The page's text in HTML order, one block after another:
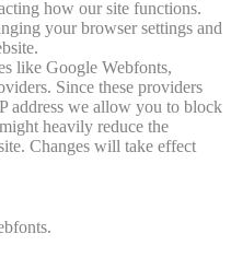
how our site functions.
your browser settings and
like Google Webfonts,
Since these providers
address we allow you to block
heavily reduce the
Changes will take effect